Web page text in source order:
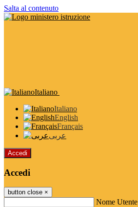
Salta al contenuto
Italiano
Italiano
English
Français
عربى
Accedi
Accedi
button close ×
Nome Utente